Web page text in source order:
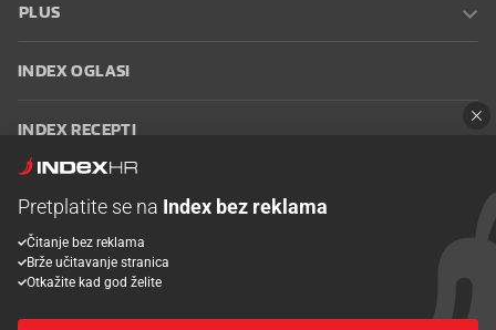
PLUS
INDEX OGLASI
INDEX RECEPTI
Oglašavanje Zaposli se na Indexu
korištenja
Postavke kolačića
Pretplatite se na Index bez reklama
Čitanje bez reklama
Brže učitavanje stranica
Otkažite kad god želite